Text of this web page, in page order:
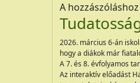
A
2026. március 6-án
hogy a diákok már
A 7. és 8. évfolyamos
Az interaktív előadást